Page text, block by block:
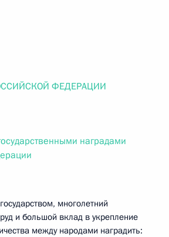
ФЕДЕРАЦИИ
наградами
многолетний
и большой вклад в укрепление
между народами наградить: